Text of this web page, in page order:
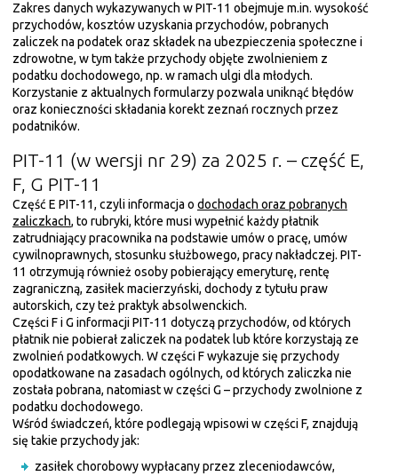
Zakres danych wykazywanych w PIT-11 obejmuje m.in. wysokość
przychodów, kosztów uzyskania przychodów, pobranych
zaliczek na podatek oraz składek na ubezpieczenia społeczne i
zdrowotne, w tym także przychody objęte zwolnieniem z
podatku dochodowego, np. w ramach ulgi dla młodych.
Korzystanie z aktualnych formularzy pozwala uniknąć błędów
oraz konieczności składania korekt zeznań rocznych przez
podatników.
PIT-11 (w wersji nr 29) za 2025 r. – część E,
F, G PIT-11
Część E PIT-11, czyli informacja o dochodach oraz pobranych
zaliczkach, to rubryki, które musi wypełnić każdy płatnik
zatrudniający pracownika na podstawie umów o pracę, umów
cywilnoprawnych, stosunku służbowego, pracy nakładczej. PIT-
11 otrzymują również osoby pobierający emeryturę, rentę
zagraniczną, zasiłek macierzyński, dochody z tytułu praw
autorskich, czy też praktyk absolwenckich.
Części F i G informacji PIT-11 dotyczą przychodów, od których
płatnik nie pobierał zaliczek na podatek lub które korzystają ze
zwolnień podatkowych. W części F wykazuje się przychody
opodatkowane na zasadach ogólnych, od których zaliczka nie
została pobrana, natomiast w części G – przychody zwolnione z
podatku dochodowego.
Wśród świadczeń, które podlegają wpisowi w części F, znajdują
się takie przychody jak:
zasiłek chorobowy wypłacany przez zleceniodawców,